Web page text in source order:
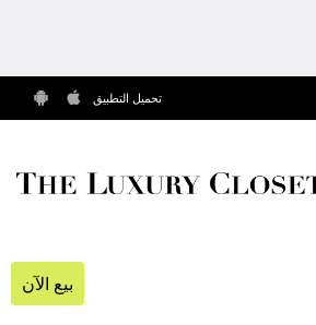
تحميل التطبيق
بيع الآن